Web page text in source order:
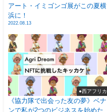
アート・イミゴンゴ展がこの夏横
浜に！
2022.08.13
●西アフリカ
《協力隊で出会った友の夢》ベナ
ンで私が2つのビジネスを始めた